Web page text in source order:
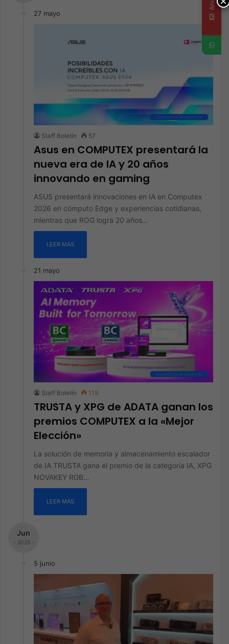
27 mayo
Electrónica de consumo
Staff Boletín 57
Asus en COMPUTEX presentará la
nueva era de IA y 20 años
innovando en gaming
ASUS presentará innovaciones en IA en Computex
2026 en cómputo Edge y experiencias cotidianas,
mientras que ROG logra 20 años…
LEER MÁS
21 mayo
Electrónica de consumo
Staff Boletín 119
TRUSTA y XPG de ADATA ganan los
premios COMPUTEX a la «Mejor
Elección»
La solución de memoria y almacenamiento escalador
de IA TRUSTA gana el premio de la categoría IA, XPG
NOVAKEY RGB…
LEER MÁS
Jun
- 2025 -
5 junio